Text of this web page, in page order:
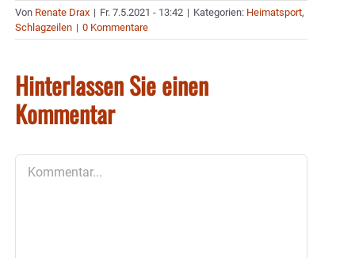
Von Renate Drax | Fr. 7.5.2021 - 13:42 | Kategorien: Heimatsport,
Schlagzeilen | 0 Kommentare
Hinterlassen Sie einen
Kommentar